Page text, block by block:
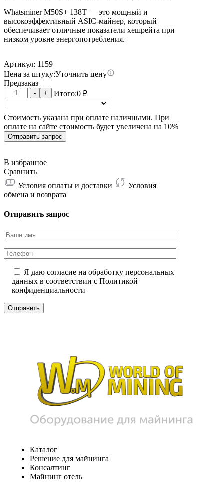
Whatsminer M50S+ 138T — это мощный и
высокоэффективный ASIC-майнер, который
обеспечивает отличные показатели хешрейта при
низком уровне энергопотребления.
Артикул: 1159
Цена за штуку:Уточнить цену
Предзаказ
Количество
товара
Whatsminer
M50S+
24W
138T
- + Итого:0₽
Стоимость указана при оплате наличными. При
оплате на сайте стоимость будет увеличена на 10%
Отправить запрос
В избранное
Сравнить
Условия оплаты и доставки
Условия
обмена и возврата
Отправить запрос
Я даю согласие на обработку персональных
данных в соответствии с Политикой
конфиденциальности
Каталог
Решение для майнинга
Консалтинг
Майнинг отель